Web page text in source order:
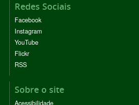
Redes Sociais
Facebook
Instagram
YouTube
Flickr
RSS
Sobre o site